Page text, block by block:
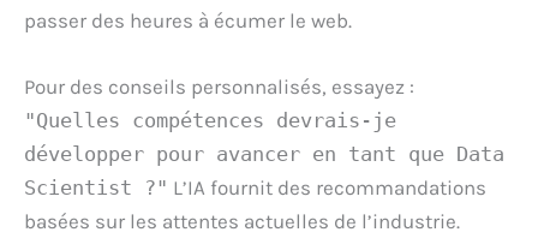
passer des heures à écumer le web.
Pour des conseils personnalisés, essayez :
"Quelles compétences devrais-je
développer pour avancer en tant que Data
Scientist ?" L’IA fournit des recommandations
basées sur les attentes actuelles de l’industrie.